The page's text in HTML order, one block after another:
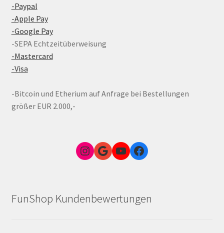
-Paypal
-Apple Pay
-Google Pay
-SEPA Echtzeitüberweisung
-Mastercard
-Visa
-Bitcoin und Etherium auf Anfrage bei Bestellungen
größer EUR 2.000,-
Instagram
Google Link zum FunShop WienYouTubeFacebook
FunShop Kundenbewertungen